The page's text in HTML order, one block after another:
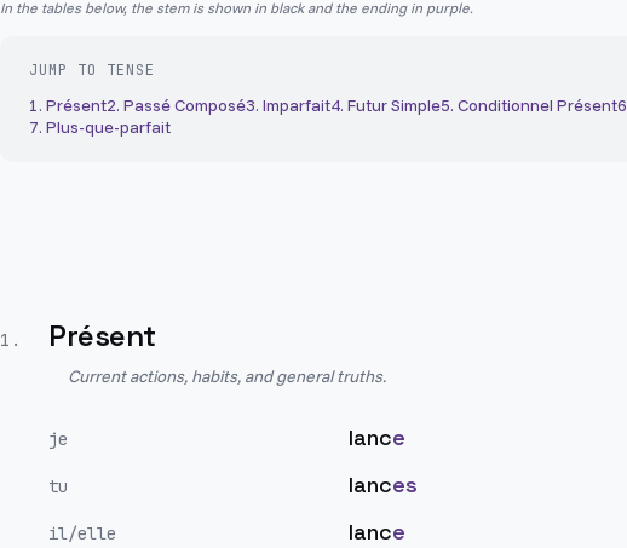
In the tables below, the stem is shown in black and the ending in purple.
JUMP TO TENSE
1. Présent2. Passé Composé3. Imparfait4. Futur Simple5. Conditionnel Présent6
7. Plus-que-parfait
1 . Présent
Current actions, habits, and general truths.
je lance
tu lances
il/elle lance